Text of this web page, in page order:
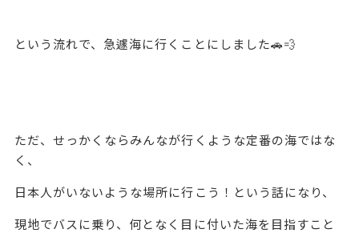
という流れで、急遽海に行くことにしました🚗💨
ただ、せっかくならみんなが行くような定番の海ではな
く、
日本人がいないような場所に行こう！という話になり、
現地でバスに乗り、何となく目に付いた海を目指すこと